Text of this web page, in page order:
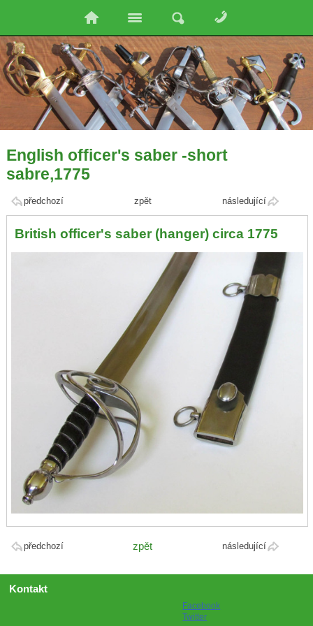
English officer's saber -short
sabre,1775
předchozí následující
zpět
British officer's saber (hanger) circa 1775
předchozí následující
zpět
Kontakt
Facebook
Twitter